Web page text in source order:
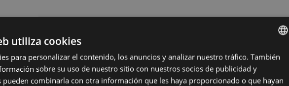
BASQUE
utiliza cookies
para personalizar el contenido, los anuncios y analizar nuestro tráfico. También
sobre su uso de nuestro sitio con nuestros socios de publicidad y
pueden combinarla con otra información que les haya proporcionado o que hayan